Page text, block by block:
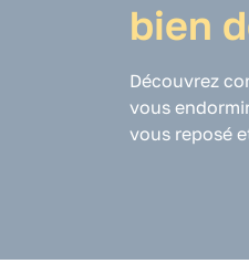
bien
Découvrez
vous
vous reposé